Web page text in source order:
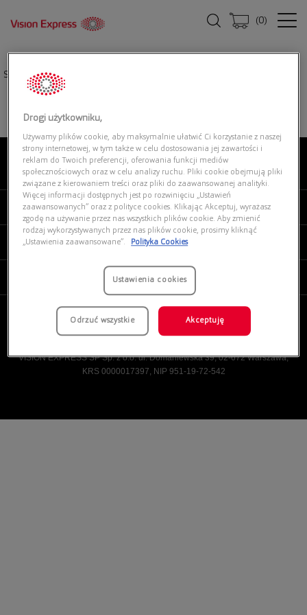
(0)
Strona główna|
O NAS
MOJE VISION EXPRESS
PRODUKTY I USŁUGI
VISION EXPRESS SP Sp. z o.o. ul. Domaniewska 39, 02-672 Warszawa,
KRS 0000017397, NIP 951-19-72-542
Drogi użytkowniku,
Używamy plików cookie, aby maksymalnie ułatwić Ci korzystanie z naszej
strony internetowej, w tym także w celu dostosowania jej zawartości i
reklam do Twoich preferencji, oferowania funkcji mediów
społecznościowych oraz w celu analizy ruchu. Pliki cookie obejmują pliki
związane z kierowaniem treści oraz pliki do zaawansowanej analityki.
Więcej informacji dostępnych jest po rozwinięciu „Ustawień
zaawansowanych” oraz z polityce cookies. Klikając Akceptuj, wyrażasz
zgodę na używanie przez nas wszystkich plików cookie. Aby zmienić
rodzaj wykorzystywanych przez nas plików cookie, prosimy kliknąć
„Ustawienia zaawansowane”.
Polityka Cookies
Ustawienia cookies
Odrzuć wszystkie Akceptuję